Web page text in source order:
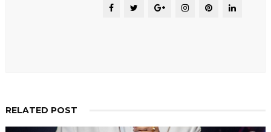
RELATED POST